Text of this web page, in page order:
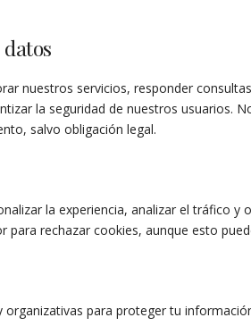
nuestros servicios, responder
la seguridad de nuestros usuarios.
salvo obligación legal.
la experiencia, analizar el tráfico y
para rechazar cookies, aunque esto
organizativas para proteger tu